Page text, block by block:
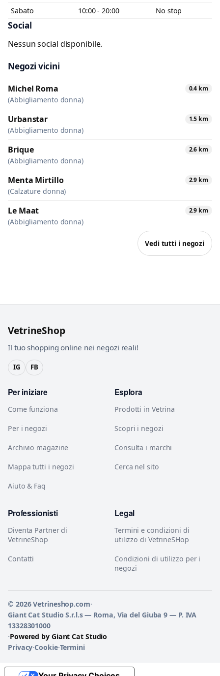
Sabato
10:00 - 20:00 No stop
Social
Nessun social disponibile.
Negozi vicini
Michel Roma 0.4 km
(Abbigliamento donna)
Urbanstar 1.5 km
(Abbigliamento donna)
Brique 2.6 km
(Abbigliamento donna)
Menta Mirtillo 2.9 km
(Calzature donna)
Le Maat 2.9 km
(Abbigliamento donna)
Vedi tutti i negozi
VetrineShop
Il tuo shopping online nei negozi reali!
IG FB
Per iniziare
Come funziona
Per i negozi
Archivio magazine
Mappa tutti i negozi
Aiuto & Faq
Esplora
Prodotti in Vetrina
Scopri i negozi
Consulta i marchi
Cerca nel sito
Professionisti
Diventa Partner di
VetrineShop
Contatti
Legal
Termini e condizioni di
utilizzo di VetrineSHop
Condizioni di utilizzo per i
negozi
© 2026 Vetrineshop.com·
Giant Cat Studio S.r.l.s — Roma, Via del Giuba 9 — P. IVA
13328301000
·Powered by Giant Cat Studio
Privacy·Cookie·Termini